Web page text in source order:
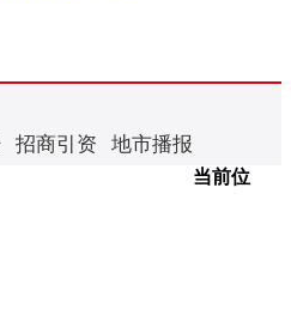
招商引资 地市播报
当前位